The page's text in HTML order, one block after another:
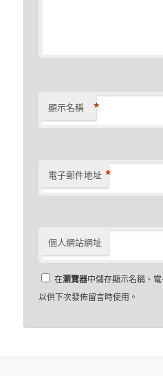
顯示名稱 *
電子郵件地址 *
個人網站網址
在瀏覽器中儲存顯示名稱、
以供下次發佈留言時使用。